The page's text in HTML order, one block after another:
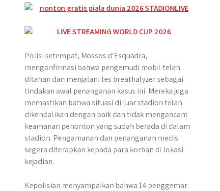
Polisi setempat, Mossos d’Esquadra,
mengonfirmasi bahwa pengemudi mobil telah
ditahan dan menjalani tes breathalyzer sebagai
tindakan awal penanganan kasus ini. Mereka juga
memastikan bahwa situasi di luar stadion telah
dikendalikan dengan baik dan tidak mengancam
keamanan penonton yang sudah berada di dalam
stadion. Pengamanan dan penanganan medis
segera diterapkan kepada para korban di lokasi
kejadian.
Kepolisian menyampaikan bahwa 14 penggemar